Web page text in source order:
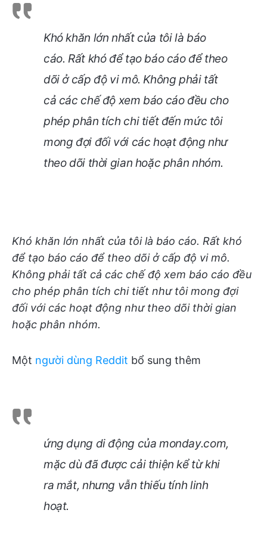
Khó khăn lớn nhất của tôi là báo
cáo. Rất khó để tạo báo cáo để theo
dõi ở cấp độ vi mô. Không phải tất
cả các chế độ xem báo cáo đều cho
phép phân tích chi tiết đến mức tôi
mong đợi đối với các hoạt động như
theo dõi thời gian hoặc phân nhóm.
Khó khăn lớn nhất của tôi là báo cáo. Rất khó
để tạo báo cáo để theo dõi ở cấp độ vi mô.
Không phải tất cả các chế độ xem báo cáo đều
cho phép phân tích chi tiết như tôi mong đợi
đối với các hoạt động như theo dõi thời gian
hoặc phân nhóm.
Một người dùng Reddit bổ sung thêm
ứng dụng di động của monday.com,
mặc dù đã được cải thiện kể từ khi
ra mắt, nhưng vẫn thiếu tính linh
hoạt.